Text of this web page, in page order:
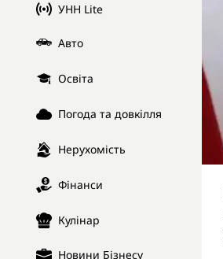
УНН Lite
Авто
Освіта
Погода та довкілля
Нерухомість
Фінанси
Кулінар
Новини Бізнесу